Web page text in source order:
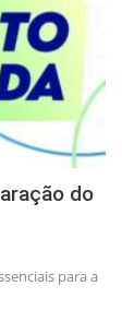
do
para a